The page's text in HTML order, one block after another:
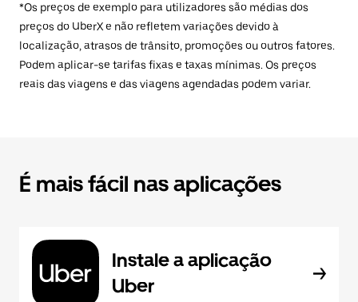
*Os preços de exemplo para utilizadores são médias dos
preços do UberX e não refletem variações devido à
localização, atrasos de trânsito, promoções ou outros fatores.
Podem aplicar-se tarifas fixas e taxas mínimas. Os preços
reais das viagens e das viagens agendadas podem variar.
É mais fácil nas aplicações
Instale a aplicação
Uber